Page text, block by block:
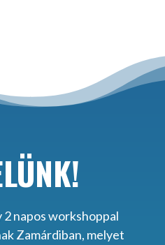
2 napos workshoppal
Zamárdiban, melyet